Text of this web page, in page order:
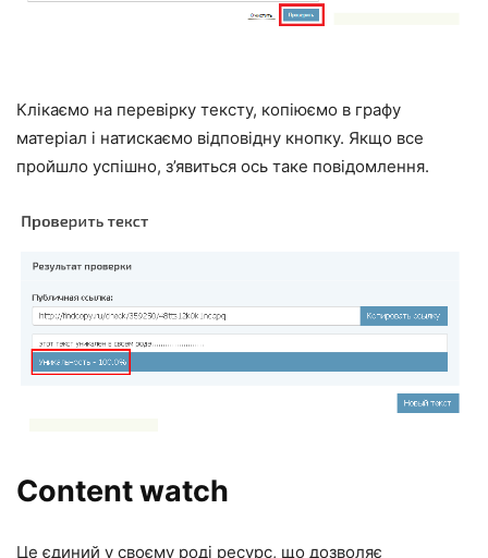
Клікаємо на перевірку тексту, копіюємо в графу
матеріал і натискаємо відповідну кнопку. Якщо все
пройшло успішно, з’явиться ось таке повідомлення.
Content watch
Це єдиний у своєму роді ресурс, що дозволяє